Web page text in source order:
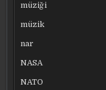
müziği
müzik
nar
NASA
NATO